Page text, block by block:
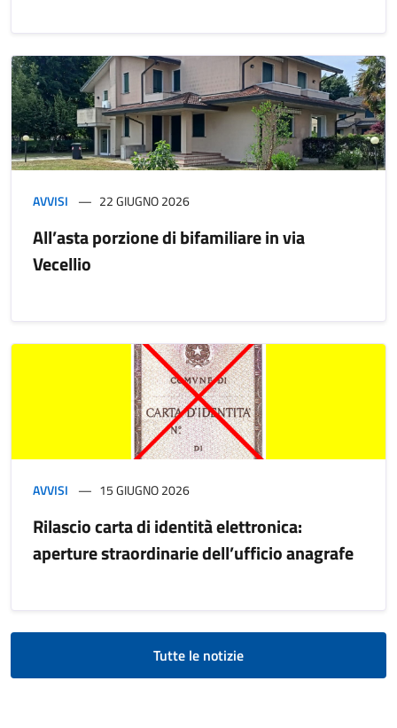
AVVISI 22 GIUGNO 2026
All’asta porzione di bifamiliare in via
Vecellio
AVVISI 15 GIUGNO 2026
Rilascio carta di identità elettronica:
aperture straordinarie dell’ufficio anagrafe
Tutte le notizie